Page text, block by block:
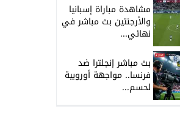
مشاهدة مباراة إسبانيا
والأرجنتين بث مباشر في
نهائي...
بث مباشر إنجلترا ضد
فرنسا.. مواجهة أوروبية
لحسم...